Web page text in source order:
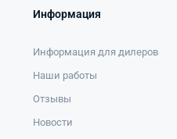
Информация
Информация для дилеров
Наши работы
Отзывы
Новости